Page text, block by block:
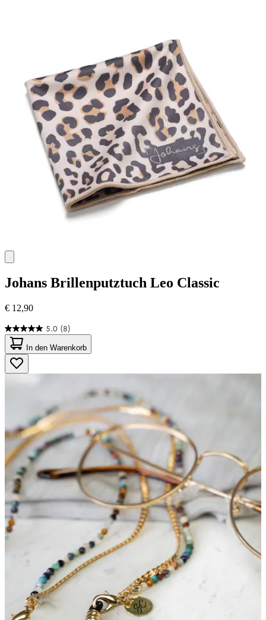
Johans Brillenputztuch Leo Classic
€ 12,90
5.0 (8)
5.0
von
5
Sternen.
8
In den Warenkorb